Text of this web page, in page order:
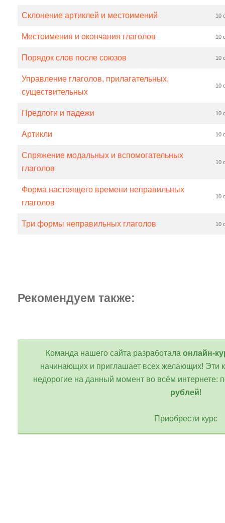
Склонение артиклей и местоимений 10
Местоимения и окончания глаголов 10
Порядок слов после союзов 10
Управление глаголов, прилагательных,
существительных
10
Предлоги и падежи 10
Артикли 10
Спряжение модальных и вспомогательных
глаголов
10
Форма настоящего времени неправильных
глаголов
10
Три формы неправильных глаголов 10
Рекомендуем также:
Команда нашего сайта разработала онлайн-
начинающих и приглашает всех желающих! Эти
недорогие на данный момент во всём интернете:
рублей!
Приобрести курс